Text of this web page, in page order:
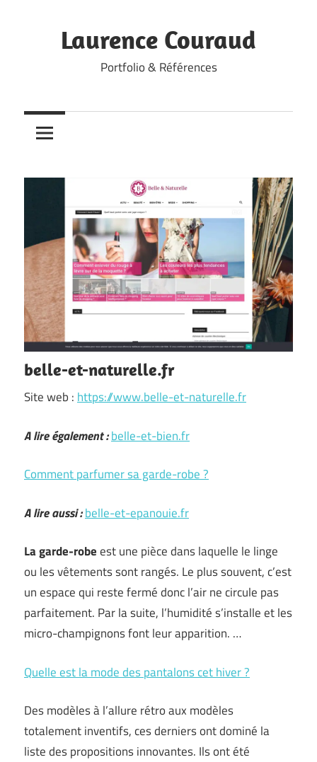
contentLaurence Couraud
Portfolio & Références
belle-et-naturelle.fr
Site web : https://www.belle-et-naturelle.fr
A lire également :belle-et-bien.fr
Comment parfumer sa garde-robe ?
A lire aussi :belle-et-epanouie.fr
La garde-robeest une pièce dans laquelle le linge
ou les vêtements sont rangés. Le plus souvent, c’est
un espace qui reste fermé donc l’air ne circule pas
parfaitement. Par la suite, l’humidité s’installe et les
micro-champignons font leur apparition. …
Quelle est la mode des pantalons cet hiver ?
Des modèles à l’allure rétro aux modèles
totalement inventifs, ces derniers ont dominé la
liste des propositions innovantes. Ils ont été